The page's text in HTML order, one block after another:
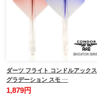
ダーツ フライト コンドルアックス
グラデーション スモ …
1,879円